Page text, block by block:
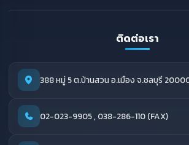
ติดต่อเรา
388 หมู่ 5 ต.บ้านสวน อ.เมือง จ.ชลบุรี
02-023-9905 , 038-286-110 (FAX)